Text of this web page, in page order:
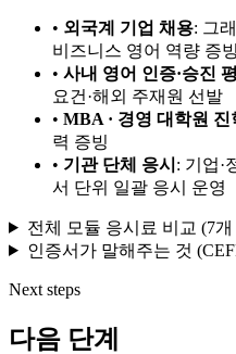
• 외국계 기업 채용: 그
비즈니스 영어 역량 증빙
• 사내 영어 인증·승진
요건·해외 주재원 선발
• MBA · 경영 대학원 진
력 증빙
• 기관 단체 응시 : 기업·
서 단위 일괄 응시 운영
전체 모듈 응시료 비교 (7
인증서가 말해주는 것
Next steps
다음 단계